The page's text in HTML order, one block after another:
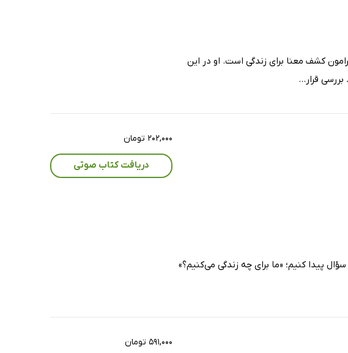
کشف معنا برای زندگی است. او در این
قرار...
پیدا کنیم؛ «ما برای چه زندگی می‌کنیم؟»
۲۰۲,۰۰۰ تومان
دریافت کتاب صوتی
۵۹۱,۰۰۰ تومان